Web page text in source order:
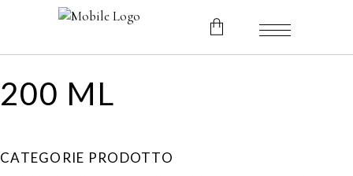
No products in the cart.
200 ML
CATEGORIE PRODOTTO